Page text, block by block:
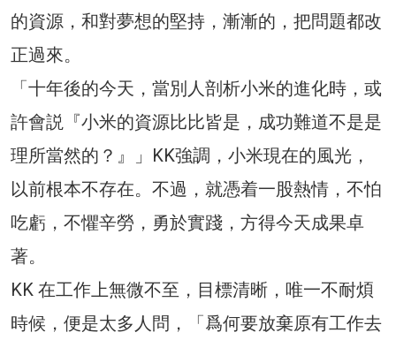
的資源，和對夢想的堅持，漸漸的，把問題都改
正過來。
「十年後的今天，當別人剖析小米的進化時，或
許會説『小米的資源比比皆是，成功難道不是是
理所當然的？』」KK強調，小米現在的風光，
以前根本不存在。不過，就憑着一股熱情，不怕
吃虧，不懼辛勞，勇於實踐，方得今天成果卓
著。
KK 在工作上無微不至，目標清晰，唯一不耐煩
時候，便是太多人問，「爲何要放棄原有工作去